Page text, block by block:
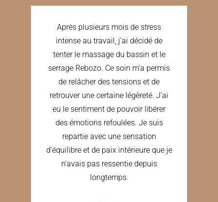
Après plusieurs mois de stress
intense au travail, j'ai décidé de
tenter le massage du bassin et le
serrage Rebozo. Ce soin m'a permis
de relâcher des tensions et de
retrouver une certaine légèreté. J'ai
eu le sentiment de pouvoir libérer
des émotions refoulées. Je suis
repartie avec une sensation
d'équilibre et de paix intérieure que je
n'avais pas ressentie depuis
longtemps.